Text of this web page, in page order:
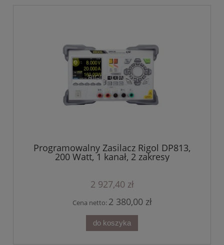
Programowalny Zasilacz Rigol DP813,
200 Watt, 1 kanał, 2 zakresy
2 927,40 zł
Cena netto: 2 380,00 zł
do koszyka